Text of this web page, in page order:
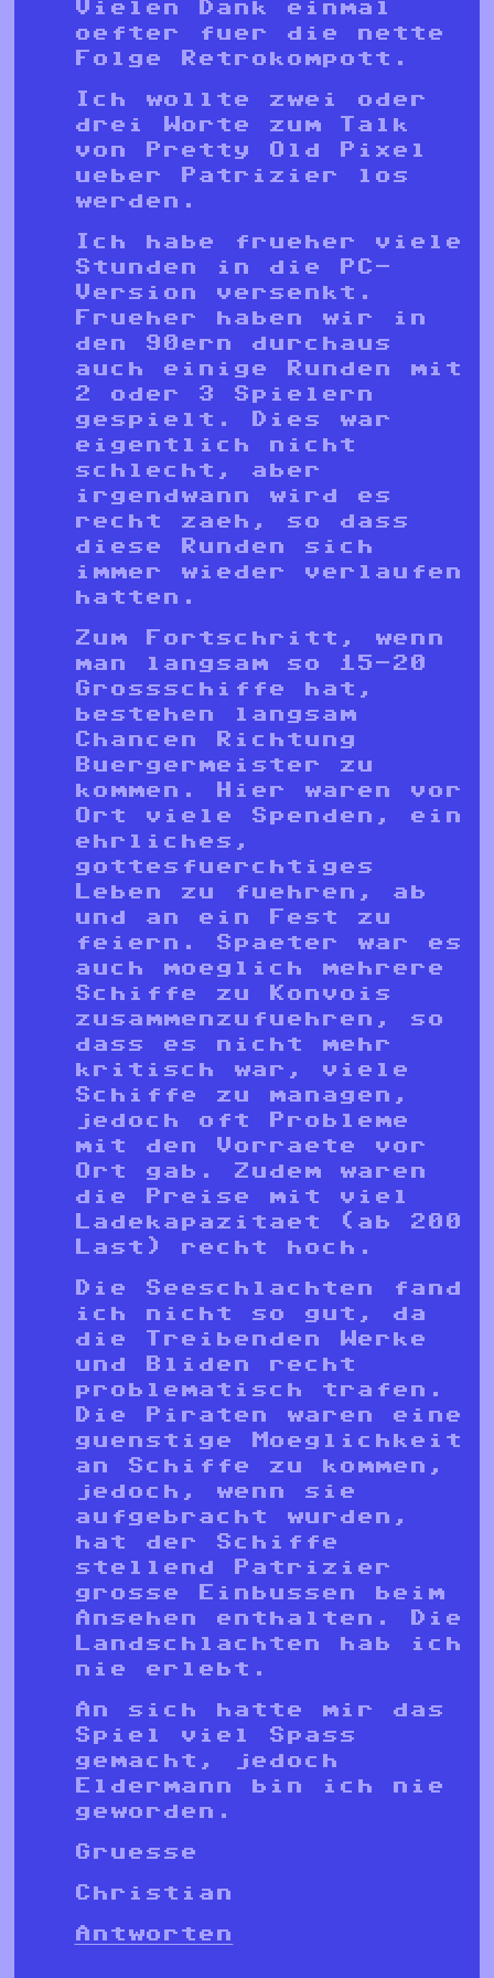
Vielen Dank einmal
oefter fuer die nette
Folge Retrokompott.
Ich wollte zwei oder
drei Worte zum Talk
von Pretty Old Pixel
ueber Patrizier los
werden.
Ich habe frueher viele
Stunden in die PC-
Version versenkt.
Frueher haben wir in
den 90ern durchaus
auch einige Runden mit
2 oder 3 Spielern
gespielt. Dies war
eigentlich nicht
schlecht, aber
irgendwann wird es
recht zaeh, so dass
diese Runden sich
immer wieder verlaufen
hatten.
Zum Fortschritt, wenn
man langsam so 15-20
Grossschiffe hat,
bestehen langsam
Chancen Richtung
Buergermeister zu
kommen. Hier waren vor
Ort viele Spenden, ein
ehrliches,
gottesfuerchtiges
Leben zu fuehren, ab
und an ein Fest zu
feiern. Spaeter war es
auch moeglich mehrere
Schiffe zu Konvois
zusammenzufuehren, so
dass es nicht mehr
kritisch war, viele
Schiffe zu managen,
jedoch oft Probleme
mit den Vorraete vor
Ort gab. Zudem waren
die Preise mit viel
Ladekapazitaet (ab 200
Last) recht hoch.
Die Seeschlachten fand
ich nicht so gut, da
die Treibenden Werke
und Bliden recht
problematisch trafen.
Die Piraten waren eine
guenstige Moeglichkeit
an Schiffe zu kommen,
jedoch, wenn sie
aufgebracht wurden,
hat der Schiffe
stellend Patrizier
grosse Einbussen beim
Ansehen enthalten. Die
Landschlachten hab ich
nie erlebt.
An sich hatte mir das
Spiel viel Spass
gemacht, jedoch
Eldermann bin ich nie
geworden.
Gruesse
Christian
Antworten